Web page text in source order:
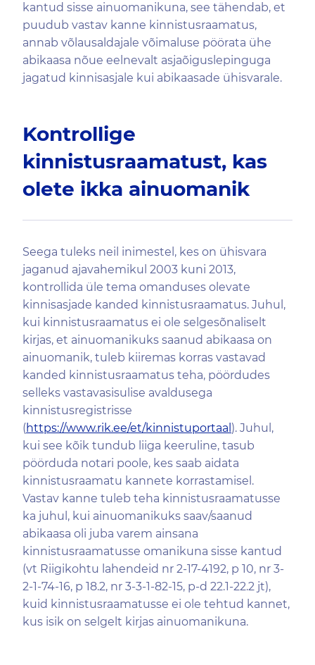
kantud sisse ainuomanikuna, see tähendab, et
puudub vastav kanne kinnistusraamatus,
annab võlausaldajale võimaluse pöörata ühe
abikaasa nõue eelnevalt asjaõiguslepinguga
jagatud kinnisasjale kui abikaasade ühisvarale.
Kontrollige
kinnistusraamatust, kas
olete ikka ainuomanik
Seega tuleks neil inimestel, kes on ühisvara
jaganud ajavahemikul 2003 kuni 2013,
kontrollida üle tema omanduses olevate
kinnisasjade kanded kinnistusraamatus. Juhul,
kui kinnistusraamatus ei ole selgesõnaliselt
kirjas, et ainuomanikuks saanud abikaasa on
ainuomanik, tuleb kiiremas korras vastavad
kanded kinnistusraamatus teha, pöördudes
selleks vastavasisulise avaldusega
kinnistusregistrisse
(https://www.rik.ee/et/kinnistuportaal ). Juhul,
kui see kõik tundub liiga keeruline, tasub
pöörduda notari poole, kes saab aidata
kinnistusraamatu kannete korrastamisel.
Vastav kanne tuleb teha kinnistusraamatusse
ka juhul, kui ainuomanikuks saav/saanud
abikaasa oli juba varem ainsana
kinnistusraamatusse omanikuna sisse kantud
(vt Riigikohtu lahendeid nr 2-17-4192, p 10, nr 3-
2-1-74-16, p 18.2, nr 3-3-1-82-15, p-d 22.1-22.2 jt),
kuid kinnistusraamatusse ei ole tehtud kannet,
kus isik on selgelt kirjas ainuomanikuna.